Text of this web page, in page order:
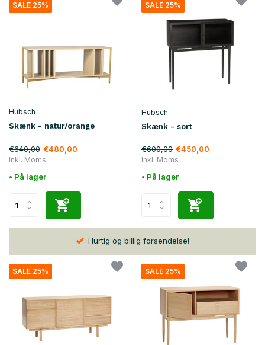
SALE 25%
Hubsch
Skænk - natur/orange
€640,00 €480,00
Inkl. Moms
• På lager
SALE 25%
Hubsch
Skænk - sort
€600,00 €450,00
Inkl. Moms
• På lager
Hurtig og billig forsendelse!
SALE 25% SALE 25%